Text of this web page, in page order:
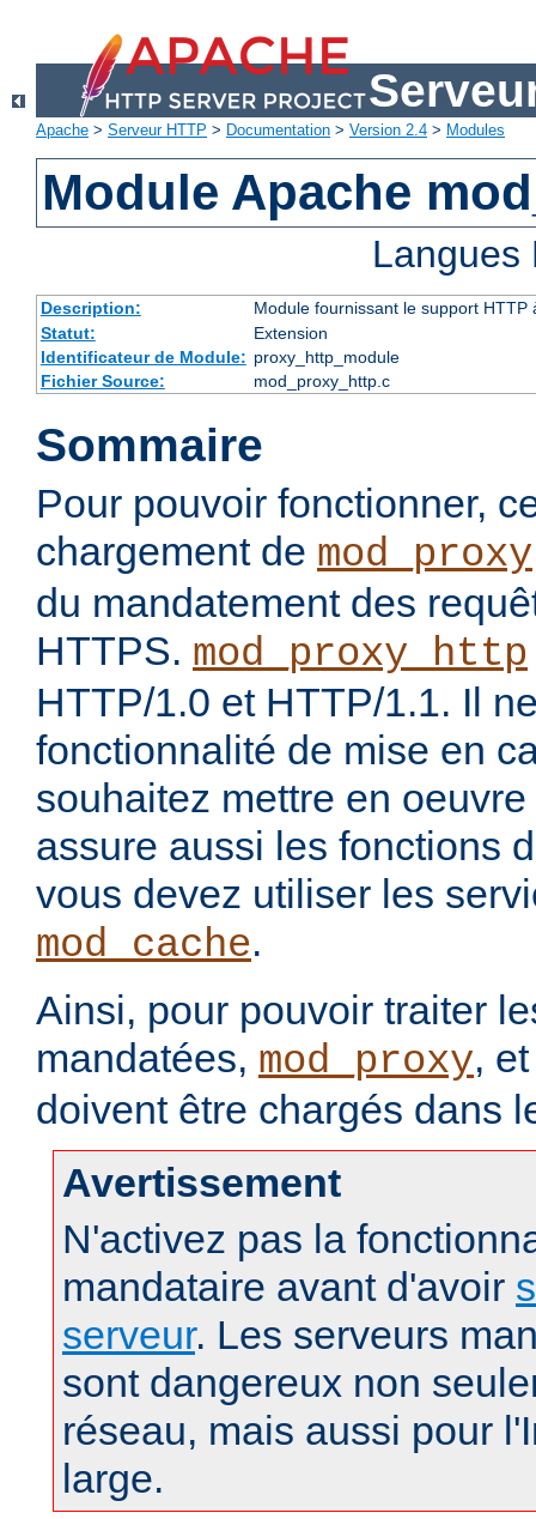
Apache > Serveur HTTP > Documentation > Version 2.4 > Modules
Module Apache
Description:
Module fournissant le support HTTP
Statut:
Extension
Identificateur de Module: proxy_http_module
Fichier Source:
mod_proxy_http.c
Sommaire
Pour pouvoir fonctionner,
chargement de mod_proxy
du mandatement des
HTTPS. mod_proxy_http
HTTP/1.0 et HTTP/1.1. Il
fonctionnalité de mise en
souhaitez mettre en
assure aussi les fonctions
vous devez utiliser les
mod_cache.
Ainsi, pour pouvoir traiter
mandatées, mod_proxy,
doivent être chargés dans
Avertissement
N'activez pas la
mandataire avant d'avoir
serveur. Les serveurs
sont dangereux non
réseau, mais aussi pour
large.